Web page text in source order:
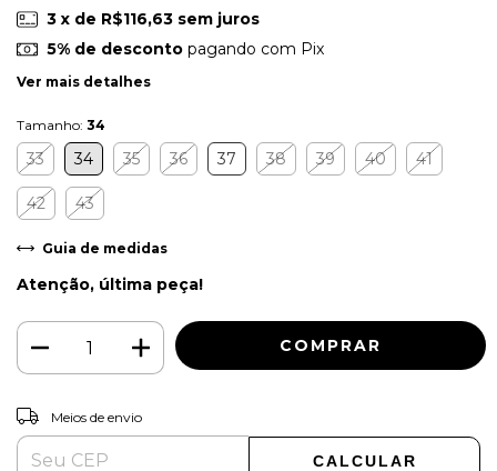
3 x de R$116,63 sem juros
5% de descontopagando com Pix
Ver mais detalhes
Tamanho: 34
33 34 35 36 37 38 39 40 41
42 43
Guia de medidas
Atenção, última peça!
Entregas para o CEP:
Meios de envio
CALCULAR